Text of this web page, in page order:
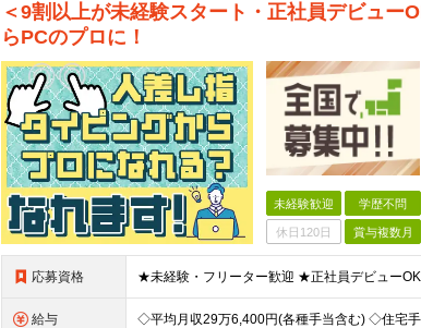
＜9割以上が未経験スタート・正社員デビュー
らPCのプロに！
未経験歓迎 学歴不問
休日120日 賞与複数月
応募資格
給与